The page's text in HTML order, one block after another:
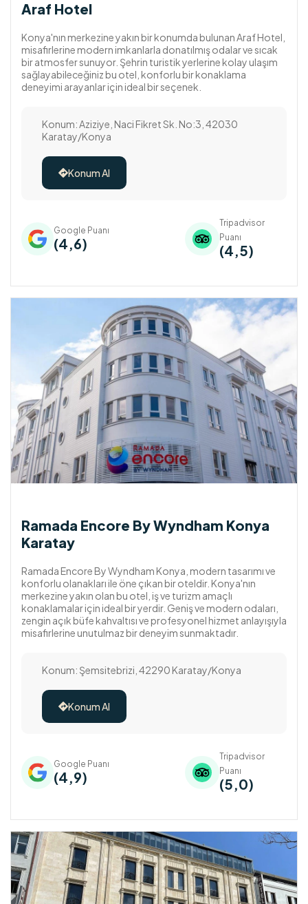
Araf Hotel
Konya'nın merkezine yakın bir konumda bulunan Araf Hotel,
misafirlerine modern imkanlarla donatılmış odalar ve sıcak
bir atmosfer sunuyor. Şehrin turistik yerlerine kolay ulaşım
sağlayabileceğiniz bu otel, konforlu bir konaklama
deneyimi arayanlar için ideal bir seçenek.
Konum: Aziziye, Naci Fikret Sk. No:3, 42030
Karatay/Konya
Konum Al
Google Puanı
(4,6)
Tripadvisor
Puanı
(4,5)
Ramada Encore By Wyndham Konya
Karatay
Ramada Encore By Wyndham Konya, modern tasarımı ve
konforlu olanakları ile öne çıkan bir oteldir. Konya'nın
merkezine yakın olan bu otel, iş ve turizm amaçlı
konaklamalar için ideal bir yerdir. Geniş ve modern odaları,
zengin açık büfe kahvaltısı ve profesyonel hizmet anlayışıyla
misafirlerine unutulmaz bir deneyim sunmaktadır.
Konum: Şemsitebrizi, 42290 Karatay/Konya
Konum Al
Google Puanı
(4,9)
Tripadvisor
Puanı
(5,0)